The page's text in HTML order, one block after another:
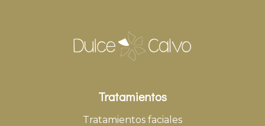
Tratamientos
Tratamientos faciales